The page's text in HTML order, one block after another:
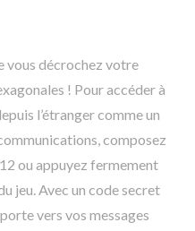
vous décrochez votre
! Pour accéder à
l’étranger comme un
composez
ou appuyez fermement
jeu. Avec un code secret
vers vos messages